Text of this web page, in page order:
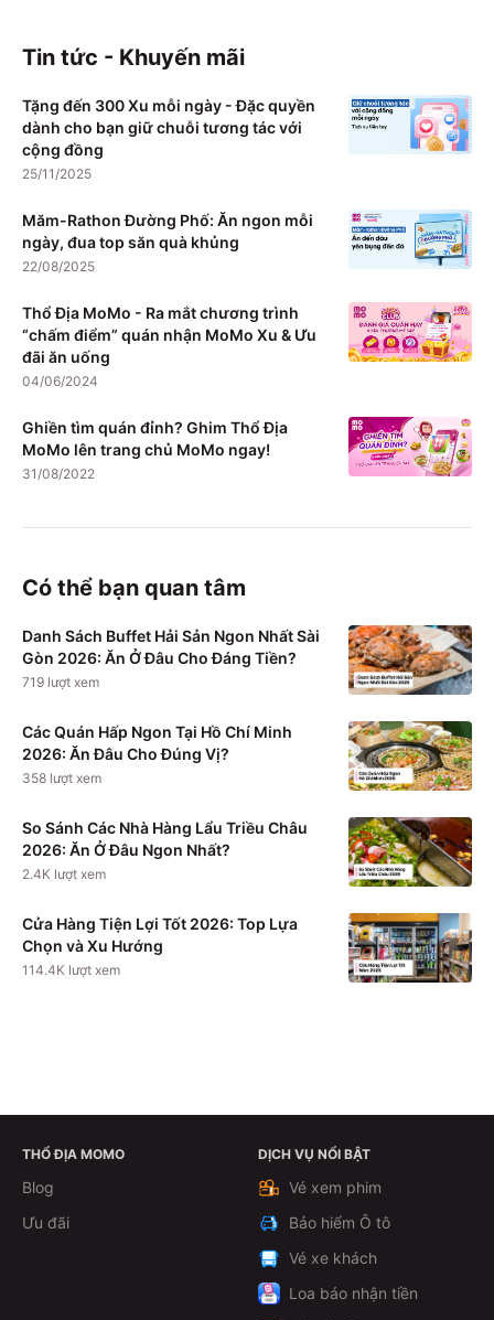
Tin tức - Khuyến mãi
Tặng đến 300 Xu mỗi ngày - Đặc quyền
dành cho bạn giữ chuỗi tương tác với
cộng đồng
25/11/2025
Măm-Rathon Đường Phố: Ăn ngon mỗi
ngày, đua top săn quà khủng
22/08/2025
Thổ Địa MoMo - Ra mắt chương trình
“chấm điểm” quán nhận MoMo Xu & Ưu
đãi ăn uống
04/06/2024
Ghiền tìm quán đỉnh? Ghim Thổ Địa
MoMo lên trang chủ MoMo ngay!
31/08/2022
Có thể bạn quan tâm
Danh Sách Buffet Hải Sản Ngon Nhất Sài
Gòn 2026: Ăn Ở Đâu Cho Đáng Tiền?
719 lượt xem
Các Quán Hấp Ngon Tại Hồ Chí Minh
2026: Ăn Đâu Cho Đúng Vị?
358 lượt xem
So Sánh Các Nhà Hàng Lẩu Triều Châu
2026: Ăn Ở Đâu Ngon Nhất?
2.4K lượt xem
Cửa Hàng Tiện Lợi Tốt 2026: Top Lựa
Chọn và Xu Hướng
114.4K lượt xem
Xem chi tiết
THỔ ĐỊA MOMO
Blog
Ưu đãi
DỊCH VỤ NỔI BẬT
Vé xem phim
Bảo hiểm Ô tô
Vé xe khách
Loa báo nhận tiền